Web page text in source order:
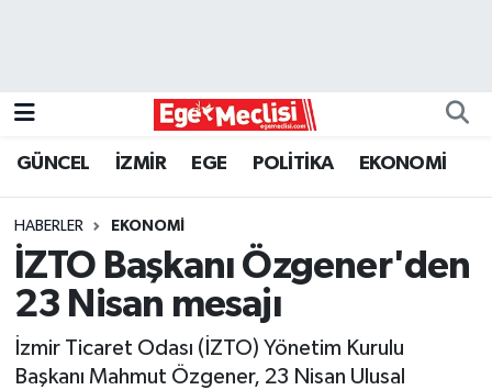
GÜNCEL İZMİR EGE POLİTİKA EKONOMİ
HABERLER EKONOMİ
İZTO Başkanı Özgener'den
23 Nisan mesajı
İzmir Ticaret Odası (İZTO) Yönetim Kurulu
Başkanı Mahmut Özgener, 23 Nisan Ulusal
GÜNCEL
İZMİR
ÖZEL HABER